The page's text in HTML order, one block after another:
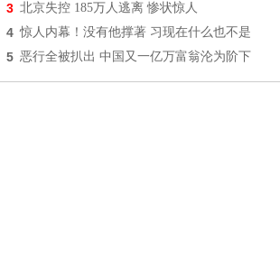
3 北京失控 185万人逃离 惨状惊人
4 惊人内幕！没有他撑著 习现在什么也不是
5 恶行全被扒出 中国又一亿万富翁沦为阶下